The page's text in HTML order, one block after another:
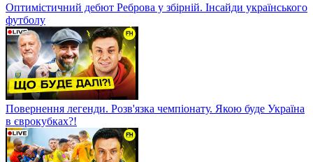
Оптимістичний дебют Реброва у збірній. Інсайди українського
футболу
Повернення легенди. Розв'язка чемпіонату. Якою буде Україна
в єврокубках?!